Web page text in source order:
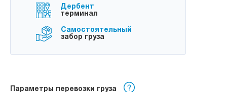
Дербент
терминал
Самостоятельный
забор груза
Параметры перевозки груза